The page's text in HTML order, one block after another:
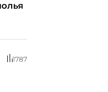
1787